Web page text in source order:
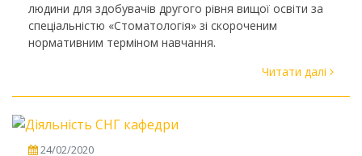
людини для здобувачів другого рівня вищої освіти за
спеціальністю «Стоматологія» зі скороченим
нормативним терміном навчання.
Читати далі
24/02/2020